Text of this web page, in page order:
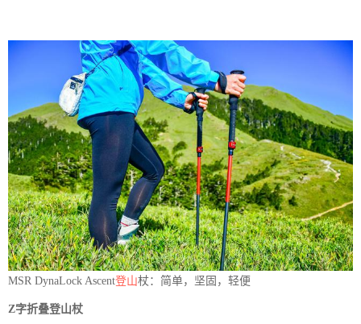
MSR DynaLock Ascent登山杖：简单，坚固，轻便
Z字折叠登山杖